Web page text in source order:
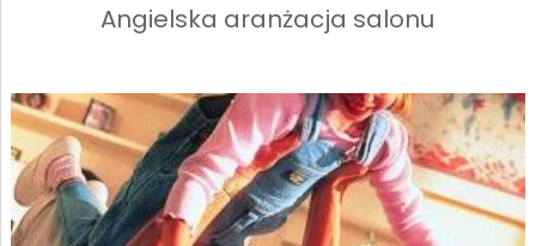
Angielska aranżacja salonu